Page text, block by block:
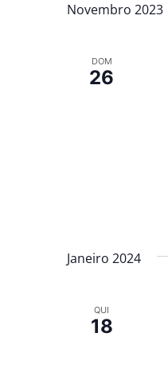
Eventos
Novembro 2023
DOM
26
Janeiro 2024
QUI
18